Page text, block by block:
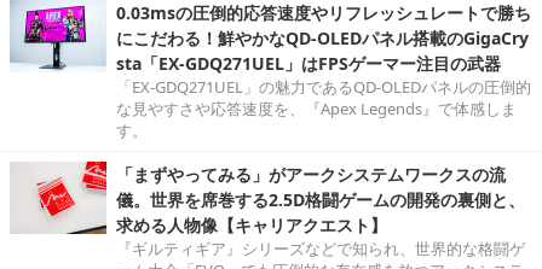
0.03msの圧倒的応答速度やリフレッシュレートで勝ち
にこだわる！鮮やかなQD-OLEDパネル搭載のGigaCry
sta「EX-GDQ271UEL」はFPSゲーマー注目の武器
「EX-GDQ271UEL」の魅力であるQD-OLEDパネルの圧倒的
な見やすさや応答速度を、『Apex Legends』で体感しま
す。
「まずやってみる」がアークシステムワークスの流
儀。世界を席巻する2.5D格闘ゲームの開発の裏側と、
求める人物像【キャリアクエスト】
『ギルティギア』シリーズなどで知られ、世界的な格闘ゲ